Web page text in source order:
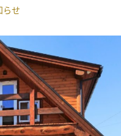
らせ